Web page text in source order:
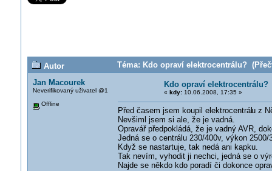
Autor
Téma: Kdo opraví elektrocentrálu?
Jan Macourek
Neverifikovaný uživatel @1
Offline
Kdo opraví elektrocentrálu?
« kdy:10.06.2008, 17:35 »
Před časem jsem koupil elektrocentrálu z
Nevšiml jsem si ale, že je vadná.
Opravář předpokládá, že je vadný AVR,
Jedná se o centrálu 230/400v, výkon 2500/
Když se nastartuje, tak nedá ani kapku.
Tak nevím, vyhodit ji nechci, jedná se o
Najde se někdo kdo poradí či dokonce